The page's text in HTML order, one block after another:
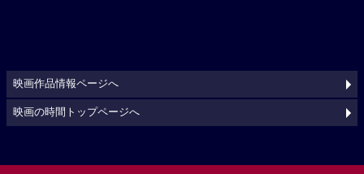
映画作品情報ページへ
映画の時間トップページへ